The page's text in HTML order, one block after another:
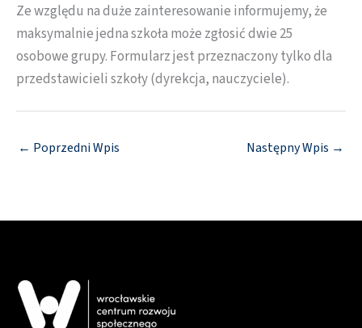
Ze względu na duże zainteresowanie informujemy, że
maksymalnie jedna szkoła może zgłosić dwie 25
osobowe grupy. Formularz jest przeznaczony tylko dla
przedstawicieli szkoły (dyrekcja, nauczyciele).
← Poprzedni Wpis Następny Wpis →